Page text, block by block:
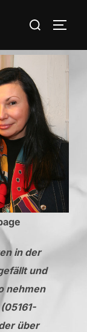
Suchen
in der
und
nehmen
über